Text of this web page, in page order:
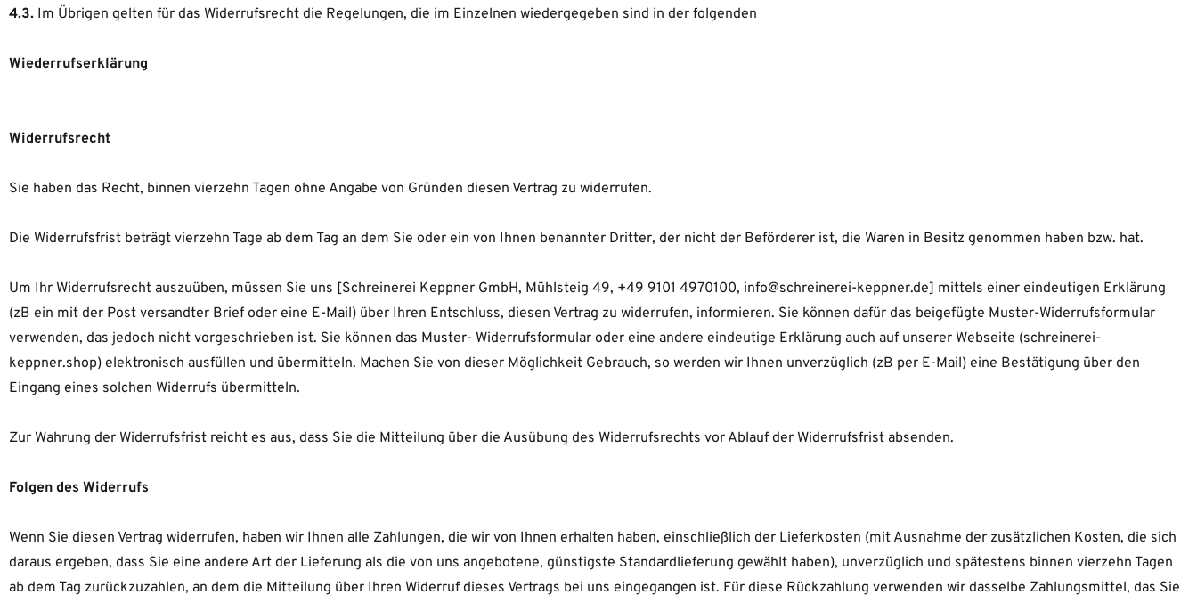
4.3. Im Übrigen gelten für das Widerrufsrecht die Regelungen, die im Einzelnen wiedergegeben sind in der folgenden
Wiederrufserklärung
Widerrufsrecht
Sie haben das Recht, binnen vierzehn Tagen ohne Angabe von Gründen diesen Vertrag zu widerrufen.
Die Widerrufsfrist beträgt vierzehn Tage ab dem Tag an dem Sie oder ein von Ihnen benannter Dritter, der nicht der Beförderer ist, die Waren in Besitz genommen haben bzw. hat.
Um Ihr Widerrufsrecht auszuüben, müssen Sie uns [Schreinerei Keppner GmbH, Mühlsteig 49, +49 9101 4970100, info@schreinerei-keppner.de] mittels einer eindeutigen Erklärung
(zB ein mit der Post versandter Brief oder eine E-Mail) über Ihren Entschluss, diesen Vertrag zu widerrufen, informieren. Sie können dafür das beigefügte Muster-Widerrufsformular
verwenden, das jedoch nicht vorgeschrieben ist. Sie können das Muster- Widerrufsformular oder eine andere eindeutige Erklärung auch auf unserer Webseite (schreinerei-
keppner.shop) elektronisch ausfüllen und übermitteln. Machen Sie von dieser Möglichkeit Gebrauch, so werden wir Ihnen unverzüglich (zB per E-Mail) eine Bestätigung über den
Eingang eines solchen Widerrufs übermitteln.
Zur Wahrung der Widerrufsfrist reicht es aus, dass Sie die Mitteilung über die Ausübung des Widerrufsrechts vor Ablauf der Widerrufsfrist absenden.
Folgen des Widerrufs
Wenn Sie diesen Vertrag widerrufen, haben wir Ihnen alle Zahlungen, die wir von Ihnen erhalten haben, einschließlich der Lieferkosten (mit Ausnahme der zusätzlichen Kosten, die sich
daraus ergeben, dass Sie eine andere Art der Lieferung als die von uns angebotene, günstigste Standardlieferung gewählt haben), unverzüglich und spätestens binnen vierzehn Tagen
ab dem Tag zurückzuzahlen, an dem die Mitteilung über Ihren Widerruf dieses Vertrags bei uns eingegangen ist. Für diese Rückzahlung verwenden wir dasselbe Zahlungsmittel, das Sie